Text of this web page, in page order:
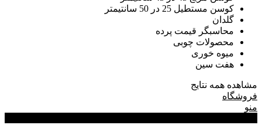
کوسن مستطیل 25 در 50 سانتیمتر
گلدان
محاسبگر قیمت پرده
محصولات چوبی
میوه خوری
هفت سین
مشاهده همه نتایج
فروشگاه
منو